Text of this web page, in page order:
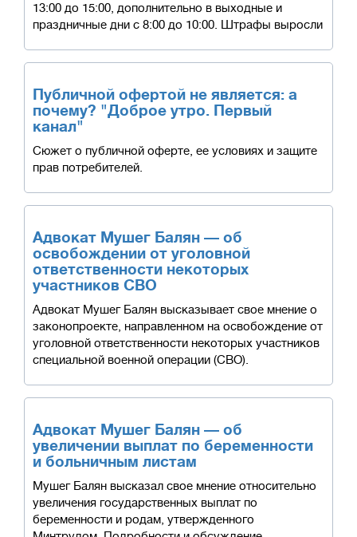
13:00 до 15:00, дополнительно в выходные и
праздничные дни с 8:00 до 10:00. Штрафы выросли
Публичной офертой не является: а
почему? "Доброе утро. Первый
канал"
Сюжет о публичной оферте, ее условиях и защите
прав потребителей.
Адвокат Мушег Балян — об
освобождении от уголовной
ответственности некоторых
участников СВО
Адвокат Мушег Балян высказывает свое мнение о
законопроекте, направленном на освобождение от
уголовной ответственности некоторых участников
специальной военной операции (СВО).
Адвокат Мушег Балян — об
увеличении выплат по беременности
и больничным листам
Мушег Балян высказал свое мнение относительно
увеличения государственных выплат по
беременности и родам, утвержденного